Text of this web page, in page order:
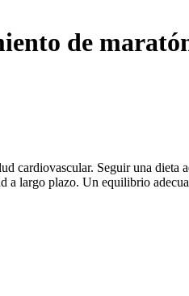
de
cardiovascular. Seguir una dieta
largo plazo. Un equilibrio